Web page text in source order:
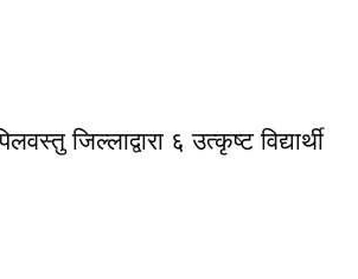
जिल्लाद्वारा ६ उत्कृष्ट विद्यार्थी